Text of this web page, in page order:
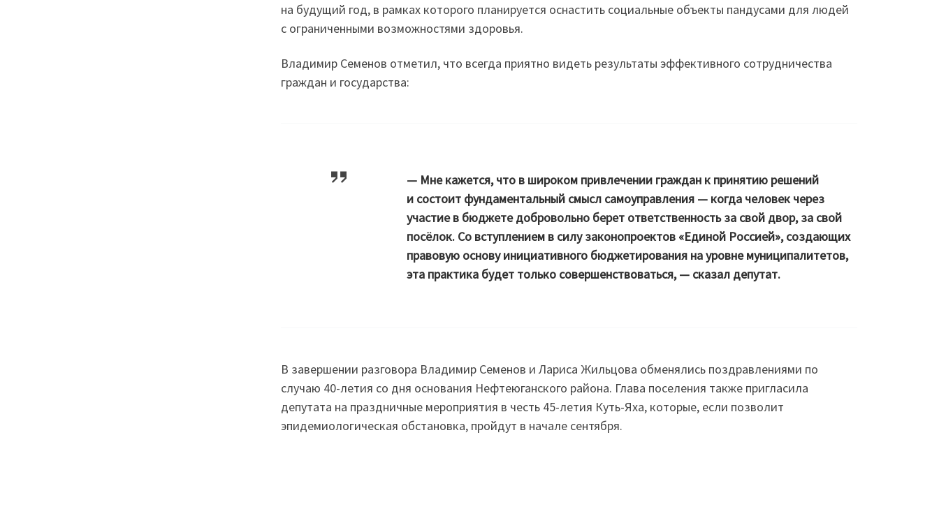
на будущий год, в рамках которого планируется оснастить социальные объекты пандусами для людей
с ограниченными возможностями здоровья.
Владимир Семенов отметил, что всегда приятно видеть результаты эффективного сотрудничества
граждан и государства:
— Мне кажется, что в широком привлечении граждан к принятию решений
и состоит фундаментальный смысл самоуправления — когда человек через
участие в бюджете добровольно берет ответственность за свой двор, за свой
посёлок. Со вступлением в силу законопроектов «Единой Россией», создающих
правовую основу инициативного бюджетирования на уровне муниципалитетов,
эта практика будет только совершенствоваться, — сказал депутат.
В завершении разговора Владимир Семенов и Лариса Жильцова обменялись поздравлениями по
случаю 40-летия со дня основания Нефтеюганского района. Глава поселения также пригласила
депутата на праздничные мероприятия в честь 45-летия Куть-Яха, которые, если позволит
эпидемиологическая обстановка, пройдут в начале сентября.